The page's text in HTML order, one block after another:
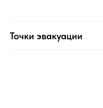
Точки эвакуации